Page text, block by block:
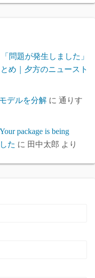
問題が発生しました」
め｜夕方のニュースト
デルを分解 に 通りす
package is being
た に 田中太郎 より